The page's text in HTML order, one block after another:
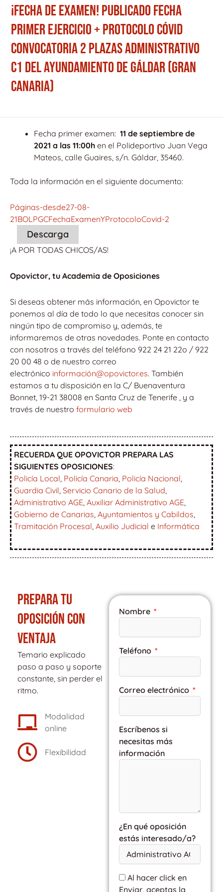
¡FECHA DE EXAMEN! PUBLICADO FECHA
PRIMER EJERCICIO + PROTOCOLO CÓVID
CONVOCATORIA 2 PLAZAS ADMINISTRATIVO
C1 DEL AYUNDAMIENTO DE GÁLDAR (GRAN
CANARIA)
Fecha primer examen: 11 de septiembre de
2021 a las 11:00h en el Polideportivo Juan Vega
Mateos, calle Guaires, s/n. Gáldar, 35460.
Toda la información en el siguiente documento:
Páginas-desde27-08-
21BOLPGCFechaExamenYProtocoloCovid-2
Descarga
¡A POR TODAS CHICOS/AS!
Opovictor, tu Academia de Oposiciones
Si deseas obtener más información, en Opovictor te
ponemos al día de todo lo que necesitas conocer sin
ningún tipo de compromiso y, además, te
informaremos de otras novedades. Ponte en contacto
con nosotros a través del teléfono 922 24 21 22o / 922
20 00 48 o de nuestro correo
electrónico información@opovictor.es. También
estamos a tu disposición en la C/ Buenaventura
Bonnet, 19-21 38008 en Santa Cruz de Tenerife , y a
través de nuestro formulario web
RECUERDA QUE OPOVICTOR PREPARA LAS
SIGUIENTES OPOSICIONES:
Policía Local Policía Canaria Policía Nacional
Guardia Civil Servicio Canario de la Salud
Administrativo AGE Auxiliar Administrativo AGE
Gobierno de Canarias Ayuntamientos y Cabildos
Tramitación Procesal Auxilio Judicial e Informática
PREPARA TU
OPOSICIÓN CON
VENTAJA
Temario explicado
paso a paso y soporte
constante, sin perder el
ritmo.
Modalidad
online
Flexibilidad
Nombre
Teléfono
Correo electrónico
Escríbenos si
necesitas más
información
¿En qué oposición
estás interesado/a?
Al hacer click en
Enviar, aceptas la